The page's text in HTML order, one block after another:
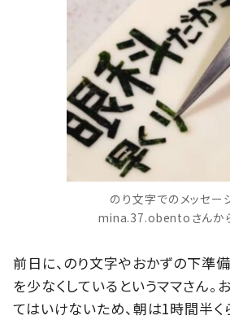
のり文字でのメッセー
mina.37.obentoさんか
前日に、のり文字やおかずの下準
を少なくしているというママさん。
てはいけないため、朝は1時間半く